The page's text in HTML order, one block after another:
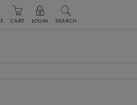
CART LOGIN SEARCH